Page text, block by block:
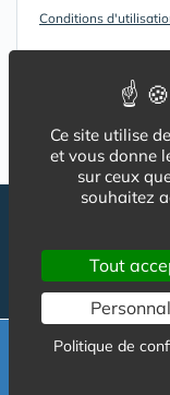
Conditions
gratuit
Ce site utilise
et vous donne
sur ceux
souhaitez
Tout
Politique de